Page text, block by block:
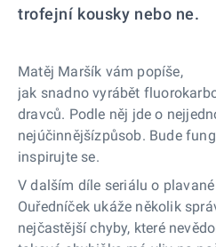
trofejní kousky nebo ne.
Matěj Maršík vám popíše,
jak snadno vyrábět
dravců. Podle něj jde o
nejúčinnějšízpůsob. Bude
inspirujte se.
V dalším díle seriálu o
Ouředníček ukáže několik
nejčastější chyby, které